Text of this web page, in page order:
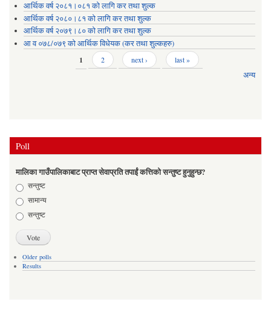
आर्थिक वर्ष २०८१।०८१ को लागि कर तथा शुल्क
आर्थिक वर्ष २०८०।८१ को लागि कर तथा शुल्क
आर्थिक वर्ष २०७९।८० को लागि कर तथा शुल्क
आ व ०७८/०७९ को आर्थिक विधेयक (कर तथा शुल्कहरु)
1 2 next › last »
अन्य
Poll
मालिका गाउँपालिकाबाट प्राप्त सेवाप्रति तपाईं कत्तिको सन्तुष्ट हुनुहुन्छ?
Choices
सन्तुष्ट
सामान्य
सन्तुष्ट
Older polls
Results